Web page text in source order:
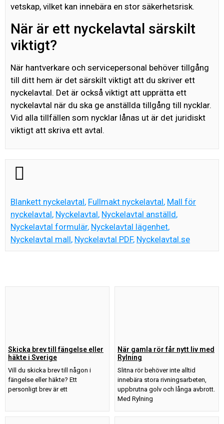
vetskap, vilket kan innebära en stor säkerhetsrisk.
När är ett nyckelavtal särskilt
viktigt?
När hantverkare och servicepersonal behöver tillgång
till ditt hem är det särskilt viktigt att du skriver ett
nyckelavtal. Det är också viktigt att upprätta ett
nyckelavtal när du ska ge anställda tillgång till nycklar.
Vid alla tillfällen som nycklar lånas ut är det juridiskt
viktigt att skriva ett avtal.
Blankett nyckelavtal, Fullmakt nyckelavtal, Mall för
nyckelavtal, Nyckelavtal, Nyckelavtal anställd,
Nyckelavtal formulär, Nyckelavtal lägenhet,
Nyckelavtal mall, Nyckelavtal PDF, Nyckelavtal.se
Skicka brev till fängelse eller
häkte i Sverige
Vill du skicka brev till någon i
fängelse eller häkte? Ett
personligt brev är ett
När gamla rör får nytt liv med
Rylning
Slitna rör behöver inte alltid
innebära stora rivningsarbeten,
uppbrutna golv och långa avbrott.
Med Rylning